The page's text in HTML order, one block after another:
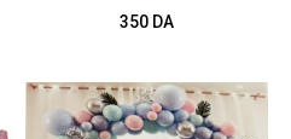
350 DA